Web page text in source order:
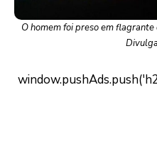
O homem foi preso em